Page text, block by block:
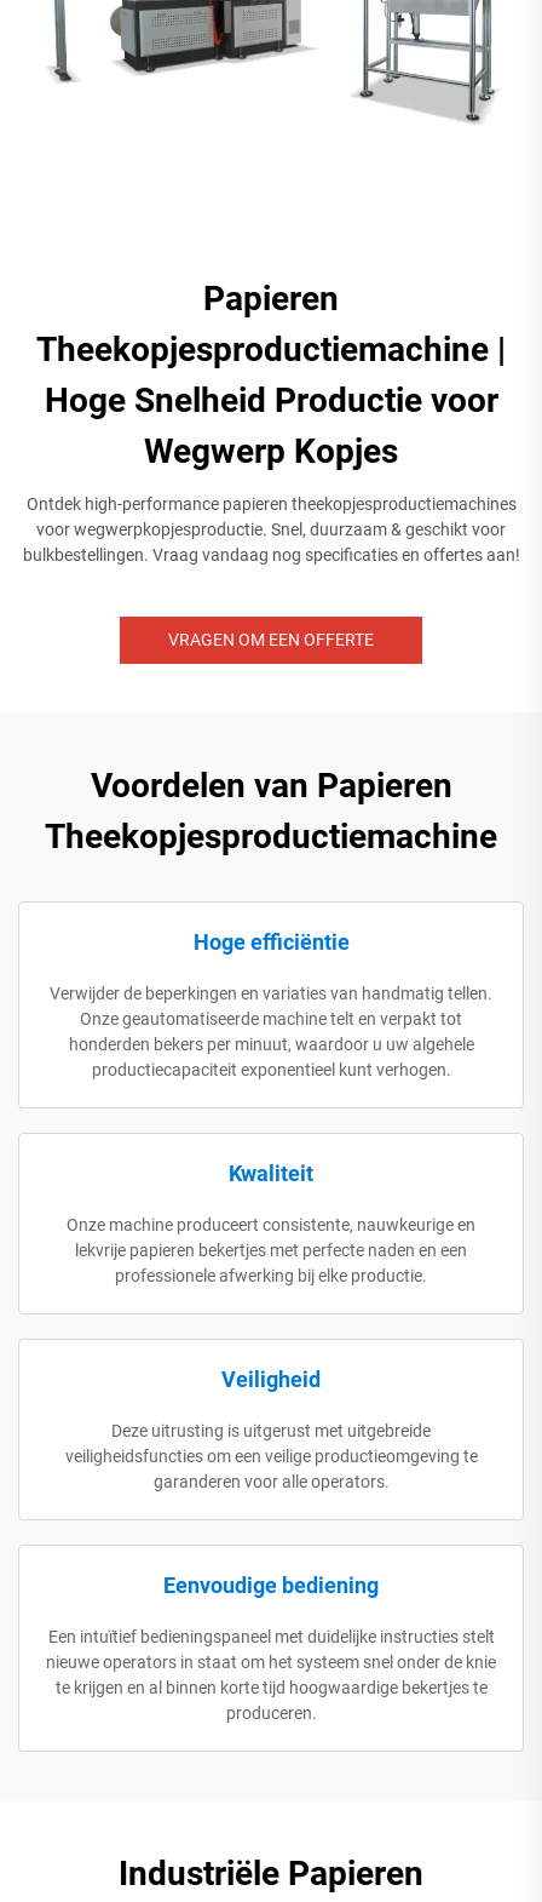
Papieren
Theekopjesproductiemachine |
Hoge Snelheid Productie voor
Wegwerp Kopjes
Ontdek high-performance papieren theekopjesproductiemachines
voor wegwerpkopjesproductie. Snel, duurzaam & geschikt voor
bulkbestellingen. Vraag vandaag nog specificaties en offertes aan!
VRAGEN OM EEN OFFERTE
Voordelen van Papieren
Theekopjesproductiemachine
Hoge efficiëntie
Verwijder de beperkingen en variaties van handmatig tellen.
Onze geautomatiseerde machine telt en verpakt tot
honderden bekers per minuut, waardoor u uw algehele
productiecapaciteit exponentieel kunt verhogen.
Kwaliteit
Onze machine produceert consistente, nauwkeurige en
lekvrije papieren bekertjes met perfecte naden en een
professionele afwerking bij elke productie.
Veiligheid
Deze uitrusting is uitgerust met uitgebreide
veiligheidsfuncties om een veilige productieomgeving te
garanderen voor alle operators.
Eenvoudige bediening
Een intuïtief bedieningspaneel met duidelijke instructies stelt
nieuwe operators in staat om het systeem snel onder de knie
te krijgen en al binnen korte tijd hoogwaardige bekertjes te
produceren.
Industriële Papieren